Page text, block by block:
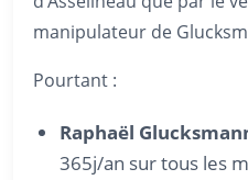
manipulateur de
Pourtant :
Raphaël
365j/an sur tous les